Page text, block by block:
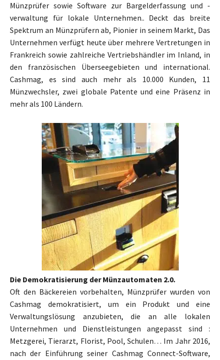
Münzprüfer sowie Software zur Bargelderfassung und -
verwaltung für lokale Unternehmen.. Deckt das breite
Spektrum an Münzprüfern ab, Pionier in seinem Markt, Das
Unternehmen verfügt heute über mehrere Vertretungen in
Frankreich sowie zahlreiche Vertriebshändler im Inland, in
den französischen Überseegebieten und international.
Cashmag, es sind auch mehr als 10.000 Kunden, 11
Münzwechsler, zwei globale Patente und eine Präsenz in
mehr als 100 Ländern.
Die Demokratisierung der Münzautomaten 2.0.
Oft den Bäckereien vorbehalten, Münzprüfer wurden von
Cashmag demokratisiert, um ein Produkt und eine
Verwaltungslösung anzubieten, die an alle lokalen
Unternehmen und Dienstleistungen angepasst sind :
Metzgerei, Tierarzt, Florist, Pool, Schulen… Im Jahr 2016,
nach der Einführung seiner Cashmag Connect-Software,